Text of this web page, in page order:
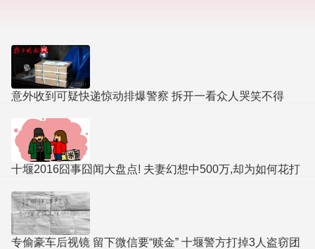
意外收到可疑快递惊动排爆警察 拆开一看众人哭笑不得
十堰2016囧事囧闻大盘点! 夫妻幻想中500万,却为如何花打
专偷豪车后视镜 留下微信要“赎金” 十堰警方打掉3人盗窃团